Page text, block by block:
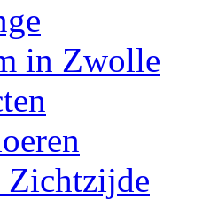
in Zwolle
Zichtzijde